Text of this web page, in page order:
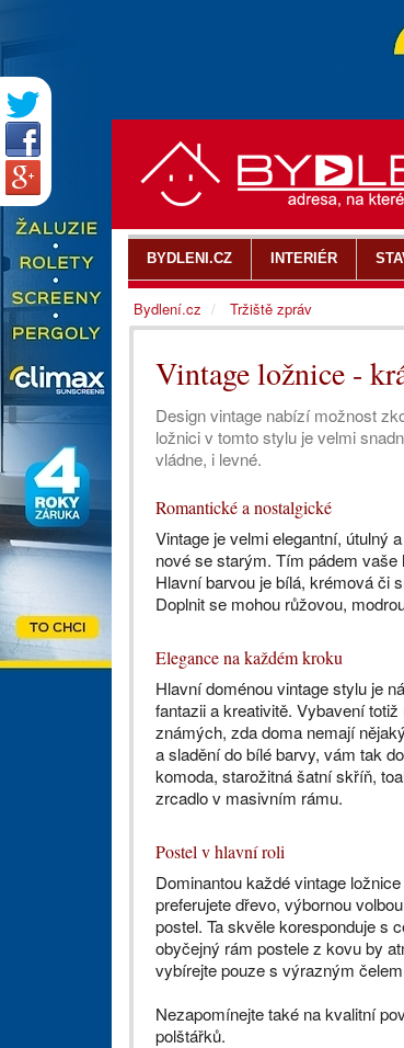
Vintage ložnice -
Design vintage nabízí možnost
ložnici v tomto stylu je velmi
vládne, i levné.
Romantické a nostalgické
Vintage je velmi elegantní, útulný
nové se starým. Tím pádem
Hlavní barvou je bílá, krémová či
Doplnit se mohou růžovou,
Elegance na každém kroku
Hlavní doménou vintage stylu je
fantazii a kreativitě. Vybavení
známých, zda doma nemají
a sladění do bílé barvy, vám tak
komoda, starožitná šatní skříň,
zrcadlo v masivním rámu.
Postel v hlavní roli
Dominantou každé vintage
preferujete dřevo, výbornou
postel. Ta skvěle koresponduje s
obyčejný rám postele z kovu by
vybírejte pouze s výrazným
Nezapomínejte také na kvalitní
polštářků.
BYDLENI.CZ INTERIÉR
Bydlení.cz Tržiště zpráv